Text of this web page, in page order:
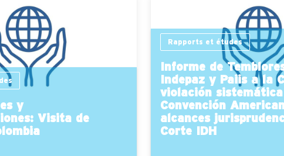
y
Visita de
Rapports et études
Informe de
Indepaz y Paiis a la
violación
Convención
alcances
Corte IDH